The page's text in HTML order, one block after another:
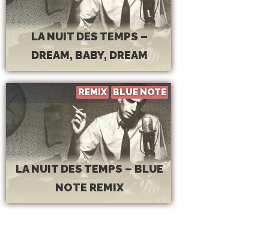
LA NUIT DES TEMPS –
DREAM, BABY, DREAM
BLUE NOTE
REMIX
LA NUIT DES TEMPS – BLUE
NOTE REMIX